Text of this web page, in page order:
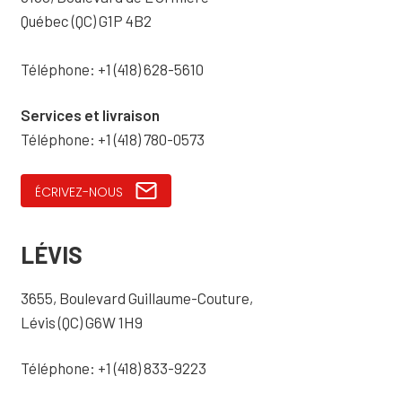
Québec (QC) G1P 4B2
Téléphone: +1 (418) 628-5610
Services et livraison
Téléphone: +1 (418) 780-0573
ÉCRIVEZ-NOUS
LÉVIS
3655, Boulevard Guillaume-Couture,
Lévis (QC) G6W 1H9
Téléphone: +1 (418) 833-9223